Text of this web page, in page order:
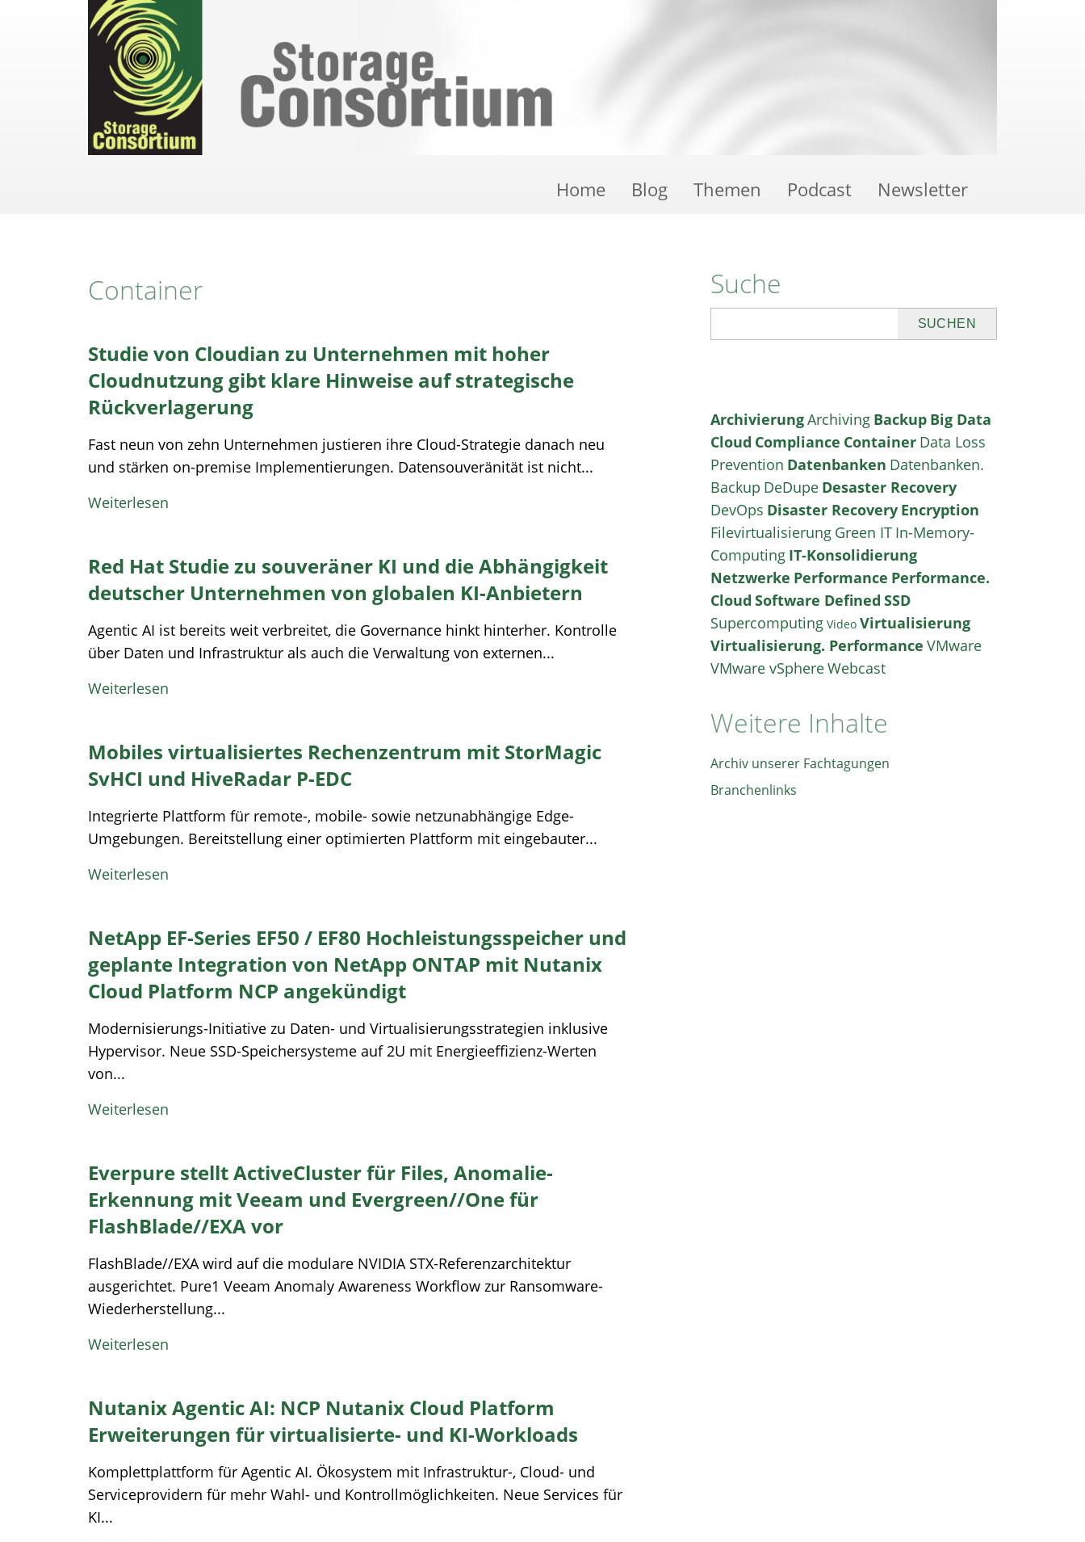
Home Blog Themen Podcast Newsletter
Container
Studie von Cloudian zu Unternehmen mit hoher
Cloudnutzung gibt klare Hinweise auf strategische
Rückverlagerung
Fast neun von zehn Unternehmen justieren ihre Cloud-Strategie danach neu
und stärken on-premise Implementierungen​. Datensouveränität ist nicht...
Weiterlesen
Red Hat Studie zu souveräner KI und die Abhängigkeit
deutscher Unternehmen von globalen KI-Anbietern​
Agentic AI ist bereits weit verbreitet, die Governance hinkt hinterher​. Kontrolle
über Daten und Infrastruktur als auch die Verwaltung von externen...
Weiterlesen
Mobiles virtualisiertes Rechenzentrum mit StorMagic
SvHCI und HiveRadar P-EDC
Integrierte Plattform für remote-, mobile- sowie netzunabhängige Edge-
Umgebungen. Bereitstellung einer optimierten Plattform mit eingebauter...
Weiterlesen
NetApp EF-Series EF50 / EF80 Hochleistungsspeicher und
geplante Integration von NetApp ONTAP mit Nutanix
Cloud Platform NCP angekündigt
Modernisierungs-Initiative zu Daten- und Virtualisierungsstrategien inklusive
Hypervisor. Neue SSD-Speichersysteme auf 2U mit Energieeffizienz-Werten
von...
Weiterlesen
Everpure stellt ActiveCluster für Files, Anomalie-
Erkennung mit Veeam und Evergreen//One für
FlashBlade//EXA vor
FlashBlade//EXA wird auf die modulare NVIDIA STX-Referenzarchitektur
ausgerichtet. Pure1 Veeam Anomaly Awareness Workflow zur Ransomware-
Wiederherstellung...
Weiterlesen
Nutanix Agentic AI: NCP Nutanix Cloud Platform
Erweiterungen für virtualisierte- und KI-Workloads
Komplettplattform für Agentic AI. Ökosystem mit Infrastruktur-, Cloud- und
Serviceprovidern für mehr Wahl- und Kontrollmöglichkeiten. Neue Services für
KI...
Suche
ArchivierungArchiving Backup Big Data
Cloud Compliance Container Data Loss
Prevention Datenbanken Datenbanken.
Backup DeDupe Desaster Recovery
DevOps Disaster Recovery Encryption
Filevirtualisierung Green IT In-Memory-
Computing IT-Konsolidierung
Netzwerke Performance Performance.
Cloud Software Defined SSD
Supercomputing Video Virtualisierung
Virtualisierung. Performance VMware
VMware vSphereWebcast
Weitere Inhalte
Archiv unserer Fachtagungen
Branchenlinks